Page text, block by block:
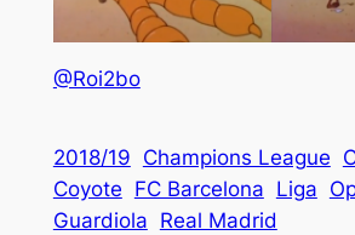
@Roi2bo
2018/19 Champions League
Coyote FC Barcelona Liga
Guardiola Real Madrid